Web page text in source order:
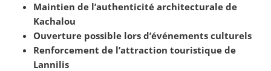
Maintien de l’authenticité architecturale de
Kachalou
Ouverture possible lors d’événements culturels
Renforcement de l’attraction touristique de
Lannilis